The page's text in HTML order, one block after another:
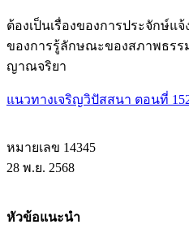
ต้องเป็นเรื่องของการประจักษ์แ
ของการรู้ลักษณะของสภาพธรร
ญาณจริยา
แนวทางเจริญวิปัสสนา ตอนที่
หมายเลข 14345
28 พ.ย. 2568
หัวข้อแนะนำ